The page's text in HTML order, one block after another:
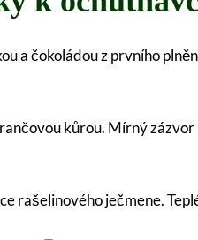
a čokoládou z prvního
kůrou. Mírný
rašelinového ječmene.